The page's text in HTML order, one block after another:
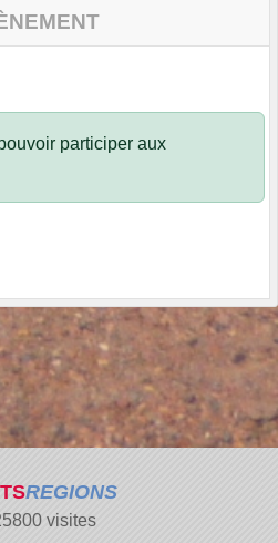
participer aux
REGIONS
visites